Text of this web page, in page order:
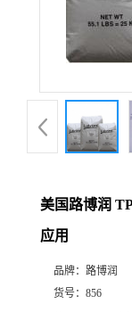
美国路博润
应用
品牌： 路博润
货号： 856